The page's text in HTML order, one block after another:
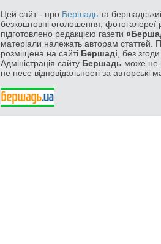
Цей сайт - про Бершадь та
безкоштовні оголошення, фотогалереї
підготовлено редакцією газети
матеріали належать авторам статтей.
розміщена на сайті Бершаді , без
Адміністрація сайту Бершадь може не
не несе відповідальності за авторські